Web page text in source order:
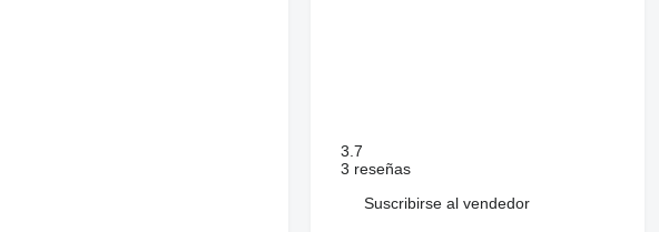
3.7
3 reseñas
Suscribirse al vendedor